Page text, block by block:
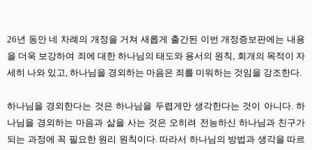
26년 동안 네 차례의 개정을 거쳐 새롭게 출간된 이번 개정증보판에는 내용
을 더욱 보강하여 죄에 대한 하나님의 태도와 용서의 원칙, 회개의 목적이 자
세히 나와 있고, 하나님을 경외하는 마음은 죄를 미워하는 것임을 강조한다.
하나님을 경외한다는 것은 하나님을 두렵게만 생각한다는 것이 아니다. 하
나님을 경외하는 마음과 삶을 사는 것은 오히려 전능하신 하나님과 친구가
되는 과정에 꼭 필요한 원리 원칙이다. 따라서 하나님의 방법과 생각을 따르